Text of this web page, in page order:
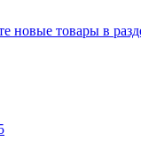
новые товары в